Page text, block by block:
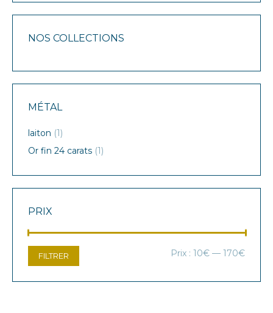
NOS COLLECTIONS
MÉTAL
laiton (1)
Or fin 24 carats (1)
PRIX
Prix
Prix
FILTRER Prix : 10€ — 170€